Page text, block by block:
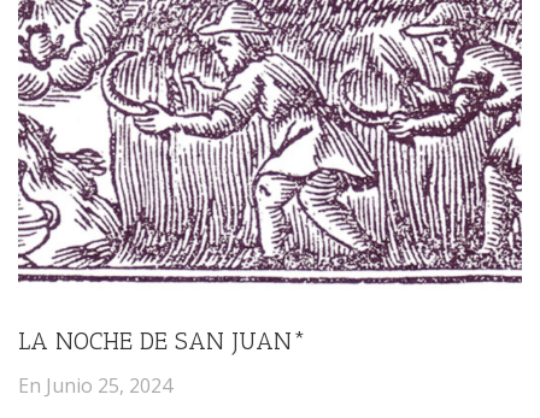
LA NOCHE DE SAN JUAN*
En Junio 25, 2024